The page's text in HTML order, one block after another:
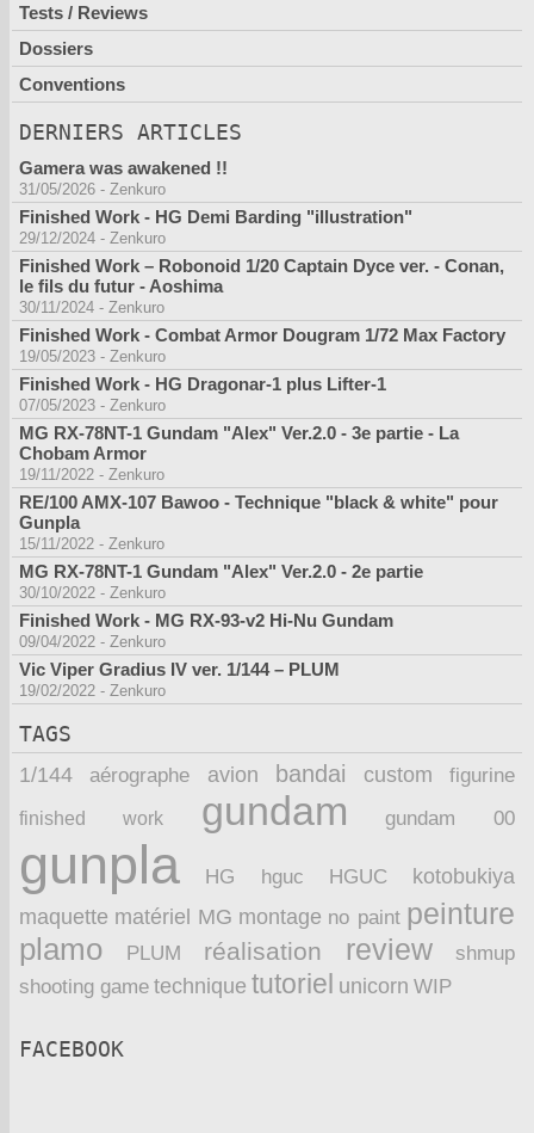
Tests / Reviews
Dossiers
Conventions
DERNIERS ARTICLES
Gamera was awakened !!
31/05/2026 - Zenkuro
Finished Work - HG Demi Barding "illustration"
29/12/2024 - Zenkuro
Finished Work – Robonoid 1/20 Captain Dyce ver. - Conan,
le fils du futur - Aoshima
30/11/2024 - Zenkuro
Finished Work - Combat Armor Dougram 1/72 Max Factory
19/05/2023 - Zenkuro
Finished Work - HG Dragonar-1 plus Lifter-1
07/05/2023 - Zenkuro
MG RX-78NT-1 Gundam "Alex" Ver.2.0 - 3e partie - La
Chobam Armor
19/11/2022 - Zenkuro
RE/100 AMX-107 Bawoo - Technique "black & white" pour
Gunpla
15/11/2022 - Zenkuro
MG RX-78NT-1 Gundam "Alex" Ver.2.0 - 2e partie
30/10/2022 - Zenkuro
Finished Work - MG RX-93-v2 Hi-Nu Gundam
09/04/2022 - Zenkuro
Vic Viper Gradius IV ver. 1/144 – PLUM
19/02/2022 - Zenkuro
TAGS
1/144 aérographe avion bandai custom figurine
finished work gundam gundam 00
gunpla HG hguc HGUC
kotobukiya
maquette matériel MG montage no paint peinture
plamo PLUM réalisation review
shmup
shooting game technique tutoriel unicorn WIP
FACEBOOK